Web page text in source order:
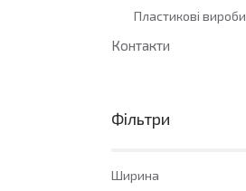
Пластикові вироби
Контакти
Фільтри
Ширина